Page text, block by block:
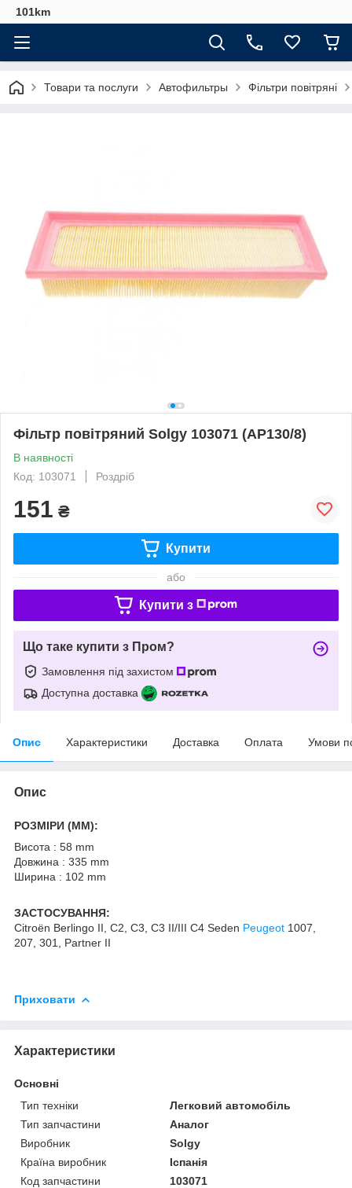
101km
Товари та послуги Автофильтры Фільтри повітряні
Фільтр повітряний Solgy 103071 (AP130/8)
В наявності
Код: 103071
Роздріб
151 ₴
Купити
або
Купити з
Що таке купити з Пром?
Замовлення під захистом
Доступна доставка
Опис Характеристики Доставка Оплата Умови
Опис
РОЗМІРИ (MM):
Висота : 58 mm
Довжина : 335 mm
Ширина : 102 mm
ЗАСТОСУВАННЯ:
Citroën Berlingo II, C2, C3, C3 II/III C4 Seden Peugeot 1007,
207, 301, Partner II
Приховати
Характеристики
Основні
Тип техніки
Легковий автомобіль
Тип запчастини
Аналог
Виробник
Solgy
Країна виробник
Іспанія
Код запчастини
103071